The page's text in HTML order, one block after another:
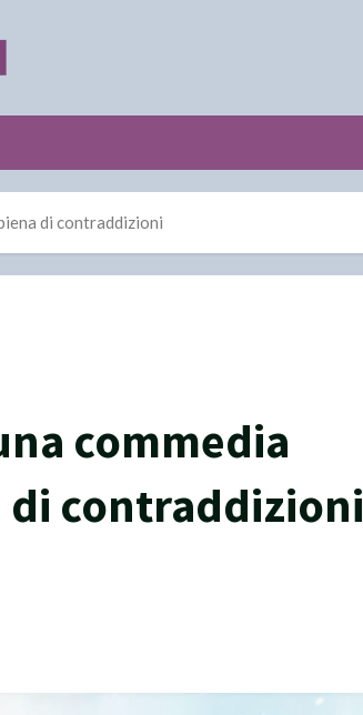
di contraddizioni
commedia
di contraddizioni